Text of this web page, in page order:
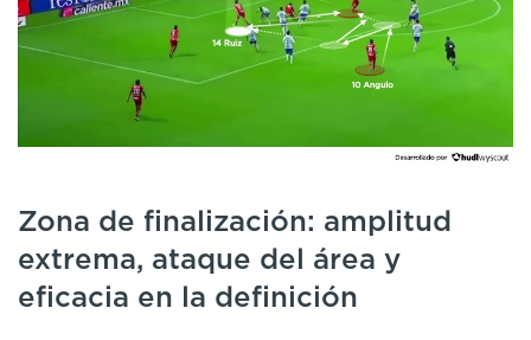
Zona de finalización: amplitud
extrema, ataque del área y
eficacia en la definición